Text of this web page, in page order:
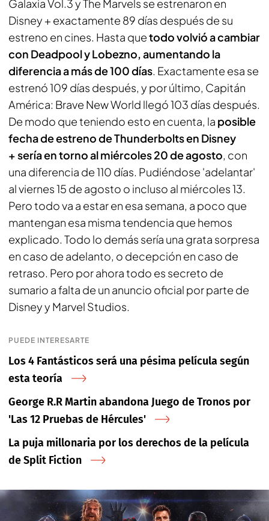
Galaxia Vol.3yThe Marvels se estrenaron en
Disney + exactamente 89 días después de su
estreno en cines. Hasta quetodo volvió a cambiar
con Deadpool y Lobezno, aumentando la
diferencia a más de 100 días. Exactamente esa se
estrenó 109 días después, y por último, Capitán
América: Brave New World llegó 103 días después.
De modo que teniendo esto en cuenta, la posible
fecha de estreno deThunderboltsen Disney
+ sería en torno al miércoles 20 de agosto, con
una diferencia de 110 días. Pudiéndose 'adelantar'
al viernes 15 de agosto o incluso al miércoles 13.
Pero todo va a estar en esa semana, a poco que
mantengan esa misma tendencia que hemos
explicado. Todo lo demás sería una grata sorpresa
en caso de adelanto, o decepción en caso de
retraso. Pero por ahora todo es secreto de
sumario a falta de un anuncio oficial por parte de
Disney y Marvel Studios.
PUEDE INTERESARTE
Los 4 Fantásticos será una pésima película según
esta teoría
George R.R Martin abandona Juego de Tronos por
'Las 12 Pruebas de Hércules'
La puja millonaria por los derechos de la película
de Split Fiction